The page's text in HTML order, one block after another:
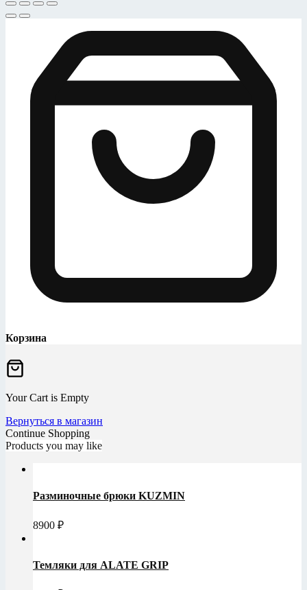
Корзина
Your Cart is Empty
Вернуться в магазин
Continue Shopping
Products you may like
Разминочные брюки KUZMIN
8900 ₽
Темляки для ALATE GRIP